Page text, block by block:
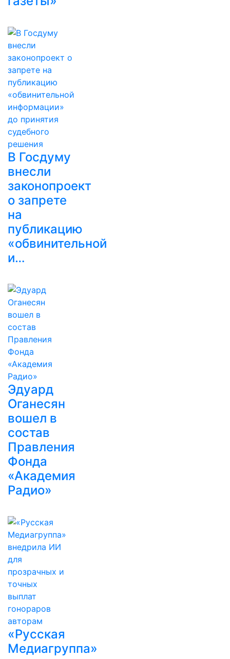
В Госдуму
внесли
законопроект
о запрете
на
публикацию
«обвинительной
и…
Эдуард
Оганесян
вошел в
состав
Правления
Фонда
«Академия
Радио»
«Русская
Медиагруппа»